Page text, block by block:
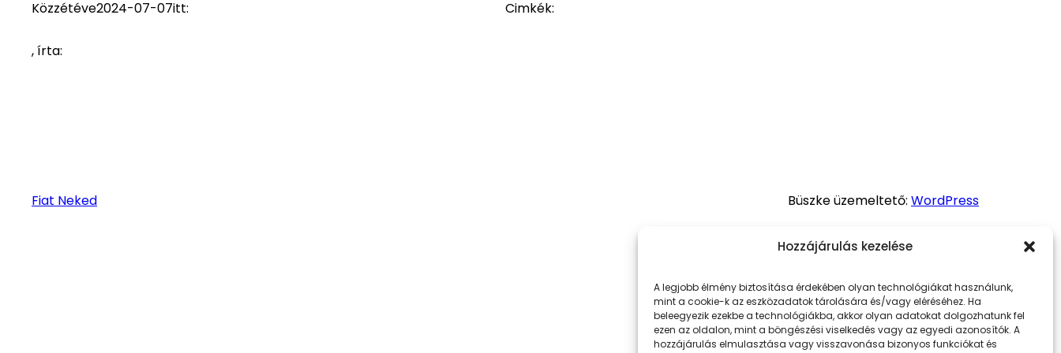
Hozzájárulás kezelése
A legjobb élmény biztosítása érdekében olyan technológiákat használunk,
mint a cookie-k az eszközadatok tárolására és/vagy eléréséhez. Ha
beleegyezik ezekbe a technológiákba, akkor olyan adatokat dolgozhatunk fel
ezen az oldalon, mint a böngészési viselkedés vagy az egyedi azonosítók. A
hozzájárulás elmulasztása vagy visszavonása bizonyos funkciókat és
Közzétéve2024-07-07itt:
, írta:
Cimkék:
Fiat Neked Büszke üzemeltető: WordPress